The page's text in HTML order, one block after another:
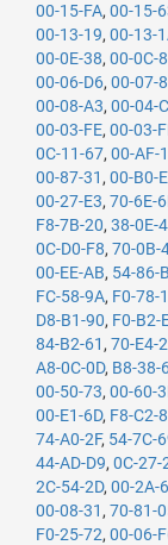
00-15-FA, 00-15-
00-13-19, 00-13-
00-0E-38, 00-0C-
00-06-D6, 00-07-
00-08-A3, 00-04-
00-03-FE, 00-03-
0C-11-67, 00-AF-
00-87-31 , 00-B0-
00-27-E3, 70-6E-
F8-7B-20, 38-0E-
0C-D0-F8, 70-0B-
00-EE-AB, 54-86-
FC-58-9A, F0-78-
D8-B1-90, F0-B2-
84-B2-61 , 70-E4-
A8-0C-0D, B8-38-
00-50-73, 00-60-
00-E1-6D, F8-C2-
74-A0-2F, 54-7C-
44-AD-D9, 0C-27-
2C-54-2D, 00-2A-
00-08-31 , 70-81-
F0-25-72, 00-06-